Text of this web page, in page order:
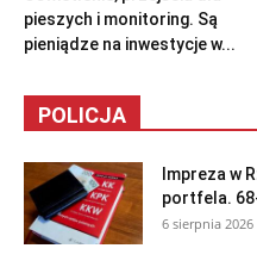
pieszych i monitoring. Są
pieniądze na inwestycje w...
POLICJA
Impreza w
portfela.
6 sierpnia 2026